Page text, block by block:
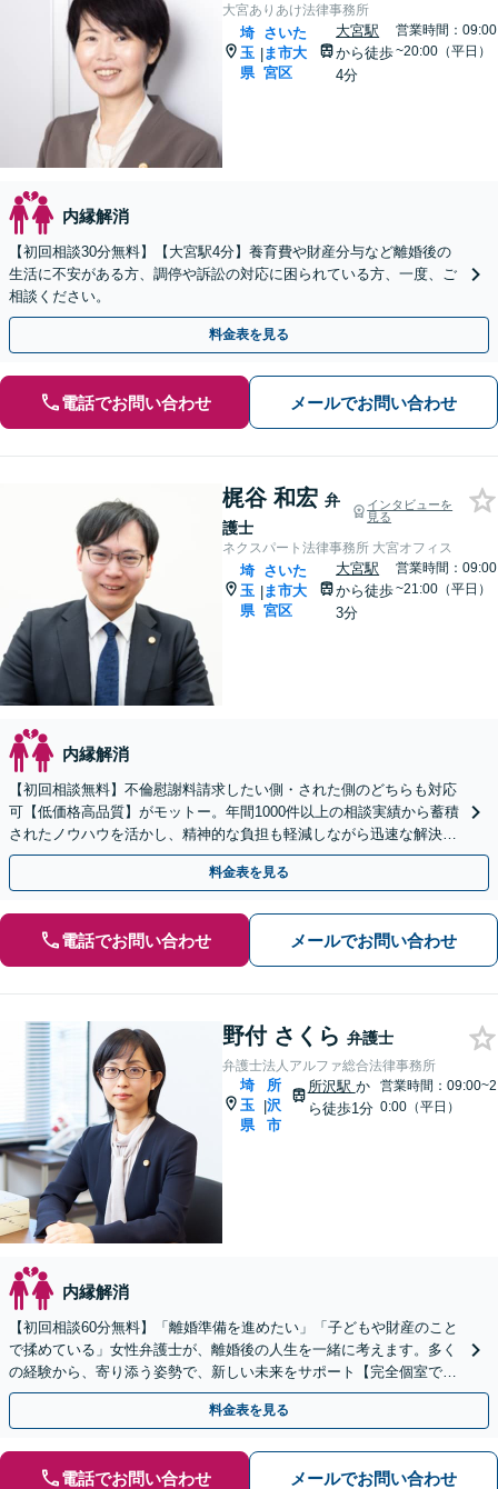
大宮ありあけ法律事務所
埼
玉
県
|
さいた
ま市大
宮区
大宮駅
から徒歩
4分
営業時間：09:00
~20:00（平日）
内縁解消
【初回相談30分無料】【大宮駅4分】養育費や財産分与など離婚後の
生活に不安がある方、調停や訴訟の対応に困られている方、一度、ご
相談ください。
料金表を見る
電話でお問い合わせ メールでお問い合わせ
梶谷 和宏 弁
護士
インタビューを
見る
ネクスパート法律事務所 大宮オフィス
埼
玉
県
|
さいた
ま市大
宮区
大宮駅
から徒歩
3分
営業時間：09:00
~21:00（平日）
内縁解消
【初回相談無料】不倫慰謝料請求したい側・された側のどちらも対応
可【低価格高品質】がモットー。年間1000件以上の相談実績から蓄積
されたノウハウを活かし、精神的な負担も軽減しながら迅速な解決を
目指します。【休日・夜間相談あり】【ビデオ面談可】
料金表を見る
電話でお問い合わせ メールでお問い合わせ
野付 さくら 弁護士
弁護士法人アルファ総合法律事務所
埼
玉
県
|
所
沢
市
所沢駅 か
ら徒歩1分
営業時間：09:00~2
0:00（平日）
内縁解消
【初回相談60分無料】「離婚準備を進めたい」「子どもや財産のこと
で揉めている」女性弁護士が、離婚後の人生を一緒に考えます。多く
の経験から、寄り添う姿勢で、新しい未来をサポート【完全個室でプ
ライバシー配慮】【当日・夜間（18時まで）の相談可】
料金表を見る
電話でお問い合わせ メールでお問い合わせ